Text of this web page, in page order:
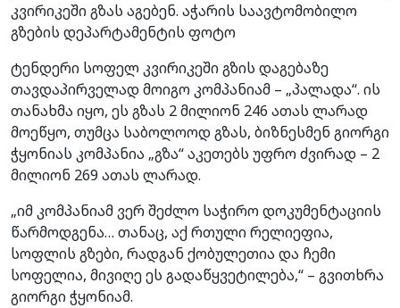
კვირიკეში გზას აგებენ. აჭარის საავტომობილო
გზების დეპარტამენტის ფოტო
ტენდერი სოფელ კვირიკეში გზის დაგებაზე
თავდაპირველად მოიგო კომპანიამ – „პალადა“. ის
თანახმა იყო, ეს გზას 2 მილიონ 246 ათას ლარად
მოეწყო, თუმცა საბოლოოდ გზას, ბიზნესმენ გიორგი
ჭყონიას კომპანია „გზა“ აკეთებს უფრო ძვირად – 2
მილიონ 269 ათას ლარად.
„იმ კომპანიამ ვერ შეძლო საჭირო დოკუმენტაციის
წარმოდგენა… თანაც, აქ რთული რელიეფია,
სოფლის გზები, რადგან ქობულეთია და ჩემი
სოფელია, მივიღე ეს გადაწყვეტილება,“ – გვითხრა
გიორგი ჭყონიამ.